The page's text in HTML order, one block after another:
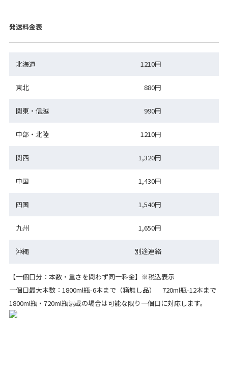
発送料金表
北海道 1210円
東北 880円
関東・信越 990円
中部・北陸 1210円
関西 1,320円
中国 1,430円
四国 1,540円
九州 1,650円
沖縄 別途連絡
【一個口分：本数・重さを問わず同一料金】※税込表示
一個口最大本数：1800ml瓶-6本まで（箱無し品） 720ml瓶-12本まで
1800ml瓶・720ml瓶混載の場合は可能な限り一個口に対応します。